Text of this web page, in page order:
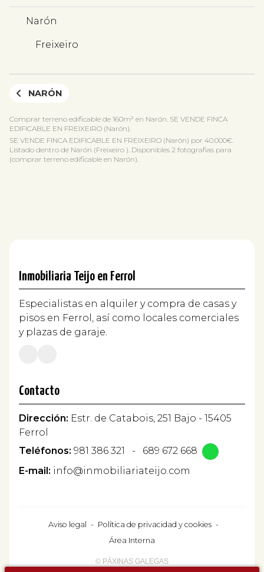
Narón
Freixeiro
NARÓN
Comprar terreno edificable de 160m² en Narón. SE VENDE FINCA
EDIFICABLE EN FREIXEIRO (Narón).
SE VENDE FINCA EDIFICABLE EN FREIXEIRO (Narón) por 40.000€.
Listado dentro de Narón (Freixeiro ). Disponibles 2 fotografias para
(comprar terreno edificable en Narón).
Inmobiliaria Teijo en Ferrol
Especialistas en alquiler y compra de casas y
pisos en Ferrol, así como locales comerciales
y plazas de garaje.
Contacto
Dirección: Estr. de Catabois, 251 Bajo - 15405
Ferrol
Teléfonos: 981 386 321 -
689 672 668
E-mail: info@inmobiliariateijo.com
Aviso legal - Política de privacidad y cookies -
Área Interna
© PÁXINAS GALEGAS